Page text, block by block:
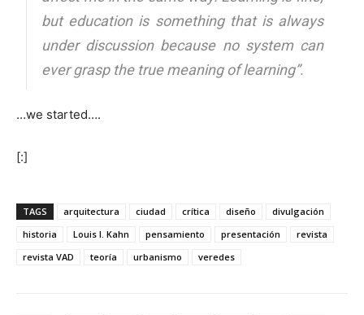
but education is something that is always
under discussion because no system can
ever grasp the true meaning of learning”.
…we started….
[:]
TAGS arquitectura ciudad crítica diseño
divulgación
historia
Louis I. Kahn pensamiento presentación
revista
revista VAD
teoría urbanismo veredes